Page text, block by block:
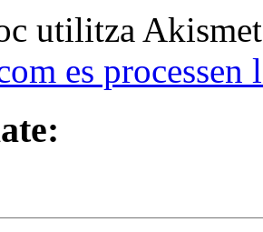
utilitza
es processen